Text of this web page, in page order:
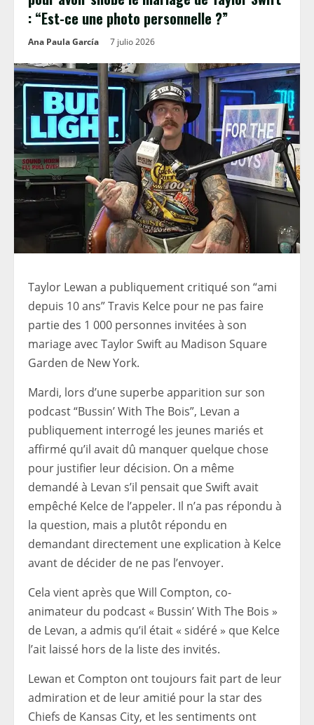
: “Est-ce une photo personnelle ?”
Ana Paula García 7 julio 2026
Taylor Lewan a publiquement critiqué son “ami
depuis 10 ans” Travis Kelce pour ne pas faire
partie des 1 000 personnes invitées à son
mariage avec Taylor Swift au Madison Square
Garden de New York.
Mardi, lors d’une superbe apparition sur son
podcast “Bussin’ With The Bois”, Levan a
publiquement interrogé les jeunes mariés et
affirmé qu’il avait dû manquer quelque chose
pour justifier leur décision. On a même
demandé à Levan s’il pensait que Swift avait
empêché Kelce de l’appeler. Il n’a pas répondu à
la question, mais a plutôt répondu en
demandant directement une explication à Kelce
avant de décider de ne pas l’envoyer.
Cela vient après que Will Compton, co-
animateur du podcast « Bussin’ With The Bois »
de Levan, a admis qu’il était « sidéré » que Kelce
l’ait laissé hors de la liste des invités.
Lewan et Compton ont toujours fait part de leur
admiration et de leur amitié pour la star des
Chiefs de Kansas City, et les sentiments ont